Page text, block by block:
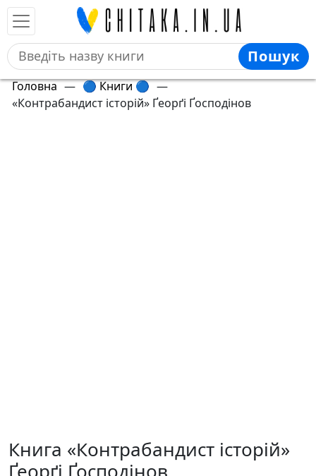
Пошук
Головна — 🔵 Книги 🔵 —
«Контрабандист історій» Ґеорґі Ґосподінов
Книга «Контрабандист історій»